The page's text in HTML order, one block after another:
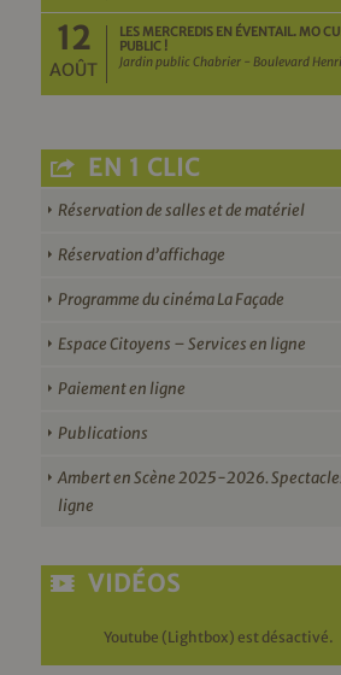
12
AOÛT
LES MERCREDIS EN ÉVENTAIL. MO
PUBLIC !
Jardin public Chabrier - Boulevard
EN 1 CLIC
Réservation de salles et de matériel
Réservation d’affichage
Programme du cinéma La Façade
Espace Citoyens – Services en ligne
Paiement en ligne
Publications
Ambert en Scène 2025-2026.
ligne
VIDÉOS
Youtube (Lightbox) est désactivé.